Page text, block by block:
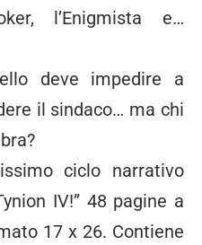
l’Enigmista e…
deve impedire a
il sindaco… ma chi
ciclo narrativo
IV!” 48 pagine a
17 x 26. Contiene